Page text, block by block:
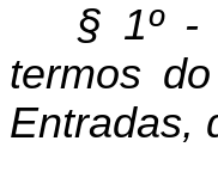
§ 1º -
termos
Entradas,